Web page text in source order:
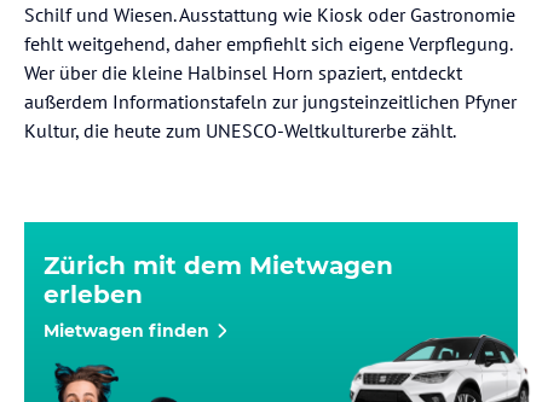
Schilf und Wiesen. Ausstattung wie Kiosk oder Gastronomie
fehlt weitgehend, daher empfiehlt sich eigene Verpflegung.
Wer über die kleine Halbinsel Horn spaziert, entdeckt
außerdem Informationstafeln zur jungsteinzeitlichen Pfyner
Kultur, die heute zum UNESCO-Weltkulturerbe zählt.
Zürich mit dem Mietwagen
erleben
Mietwagen finden